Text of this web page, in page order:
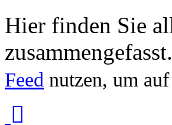
Hier finden Sie
Feed nutzen, um